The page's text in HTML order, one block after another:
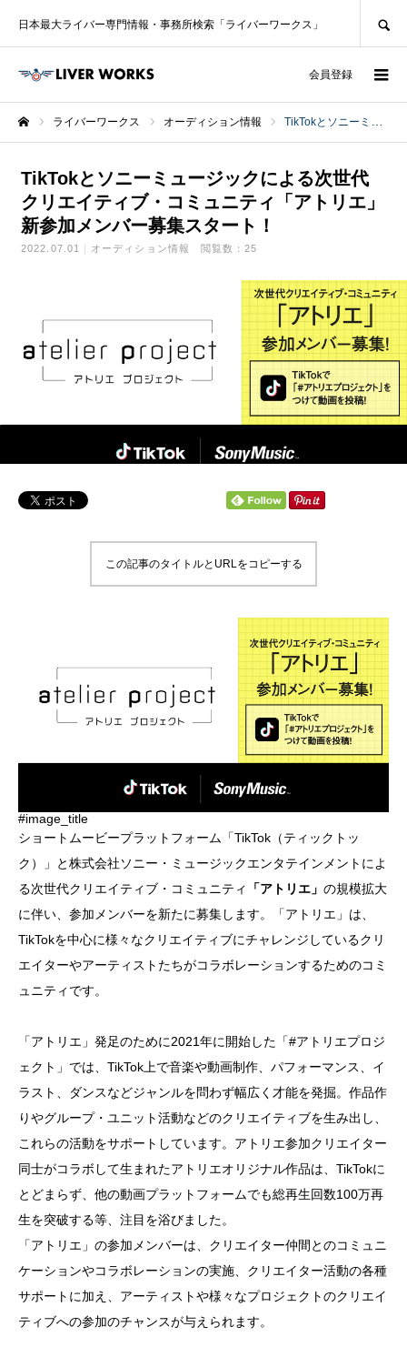
日本最大ライバー専門情報・事務所検索「ライバーワークス」
会員登録
ライバーワークス オーディション情報 TikTokとソニーミュージックによる次世代クリエイティブ・コミュニティ「アトリエ」新参加メンバー募集スタート！
TikTokとソニーミュージックによる次世代
クリエイティブ・コミュニティ「アトリエ」
新参加メンバー募集スタート！
2022.07.01 オーディション情報 閲覧数：25
この記事のタイトルとURLをコピーする
#image_title
ショートムービープラットフォーム「TikTok（ティックトッ
ク）」と株式会社ソニー・ミュージックエンタテインメントによ
る次世代クリエイティブ・コミュニティ
「アトリエ」 の規模拡大
に伴い、参加メンバーを新たに募集します。「アトリエ」は、
TikTokを中心に様々なクリエイティブにチャレンジしているクリ
エイターやアーティストたちがコラボレーションするためのコミ
ュニティです。
「アトリエ」発足のために2021年に開始した「#アトリエプロジ
ェクト」では、TikTok上で音楽や動画制作、パフォーマンス、イ
ラスト、ダンスなどジャンルを問わず幅広く才能を発掘。作品作
りやグループ・ユニット活動などのクリエイティブを生み出し、
これらの活動をサポートしています。アトリエ参加クリエイター
同士がコラボして生まれたアトリエオリジナル作品は、TikTokに
とどまらず、他の動画プラットフォームでも総再生回数100万再
生を突破する等、注目を浴びました。
「アトリエ」の参加メンバーは、クリエイター仲間とのコミュニ
ケーションやコラボレーションの実施、クリエイター活動の各種
サポートに加え、アーティストや様々なプロジェクトのクリエイ
ティブへの参加のチャンスが与えられます。